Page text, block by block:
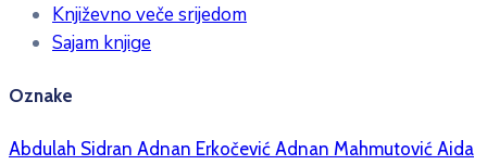
Književno veče srijedom
Sajam knjige
Oznake
Abdulah Sidran Adnan Erkočević Adnan Mahmutović Aida